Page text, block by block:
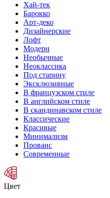
Хай-тек
Барокко
Арт-деко
Дизайнерские
Лофт
Модерн
Необычные
Неоклассика
Под старину
Эксклюзивные
В французском стиле
В английском стиле
В скандинавском стиле
Классические
Красивые
Минимализм
Прованс
Современные
Цвет